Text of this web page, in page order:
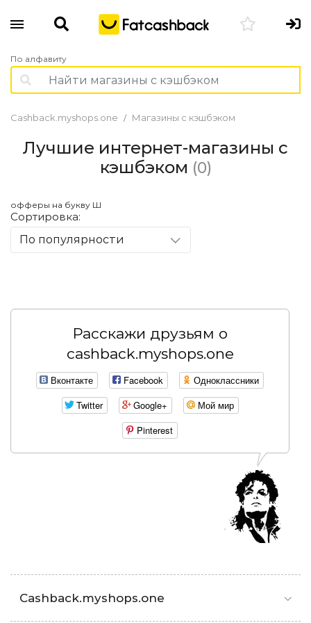
По алфавиту
Cashback.myshops.one Магазины с кэшбэком
Лучшие интернет-магазины с
кэшбэком (0)
офферы на букву Ш
Сортировка:
По популярности
Расскажи друзьям о
cashback.myshops.one
Вконтакте Facebook
Одноклассники
Twitter
Google+
Мой мир
Pinterest
Cashback.myshops.one